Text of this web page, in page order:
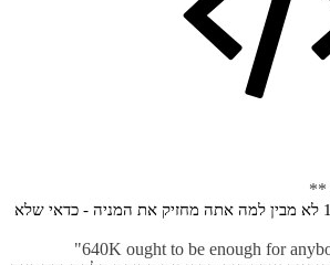
**
פיטר לינץ׳: ״אם ילד בן 11 לא מבין למה אתה מחזיק את המניה - כדאי שלא
640K ought to be enough for